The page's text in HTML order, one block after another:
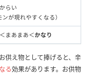
からい
ンが現れやすくなる）
まあまあ＜かなり
供え物として捧げると、辛
る効果があります。お供物